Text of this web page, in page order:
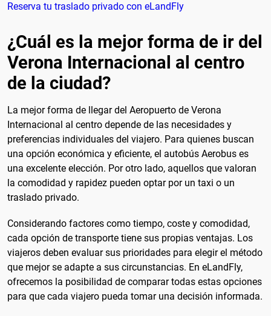
Reserva tu traslado privado con eLandFly
¿Cuál es la mejor forma de ir del
Verona Internacional al centro
de la ciudad?
La mejor forma de llegar del Aeropuerto de Verona
Internacional al centro depende de las necesidades y
preferencias individuales del viajero. Para quienes buscan
una opción económica y eficiente, el autobús Aerobus es
una excelente elección. Por otro lado, aquellos que valoran
la comodidad y rapidez pueden optar por un taxi o un
traslado privado.
Considerando factores como tiempo, coste y comodidad,
cada opción de transporte tiene sus propias ventajas. Los
viajeros deben evaluar sus prioridades para elegir el método
que mejor se adapte a sus circunstancias. En eLandFly,
ofrecemos la posibilidad de comparar todas estas opciones
para que cada viajero pueda tomar una decisión informada.